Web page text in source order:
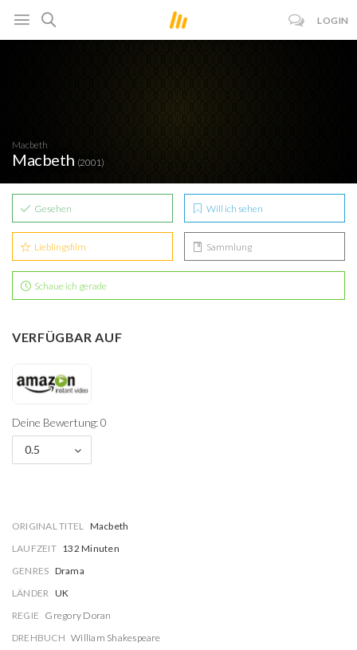
LOGIN
Macbeth
Macbeth (2001)
Gesehen Will ich sehen
Lieblingsfilm Sammlung
Schaue ich gerade
VERFÜGBAR AUF
Deine Bewertung: 0
0.5
ORIGINAL TITEL Macbeth
LAUFZEIT 132 Minuten
GENRES Drama
LÄNDER UK
REGIE Gregory Doran
DREHBUCH William Shakespeare